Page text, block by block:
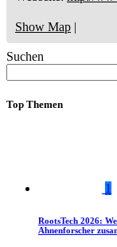
Show Map |
Suchen
Top Themen
1
RootsTech 2026:
Ahnenforscher